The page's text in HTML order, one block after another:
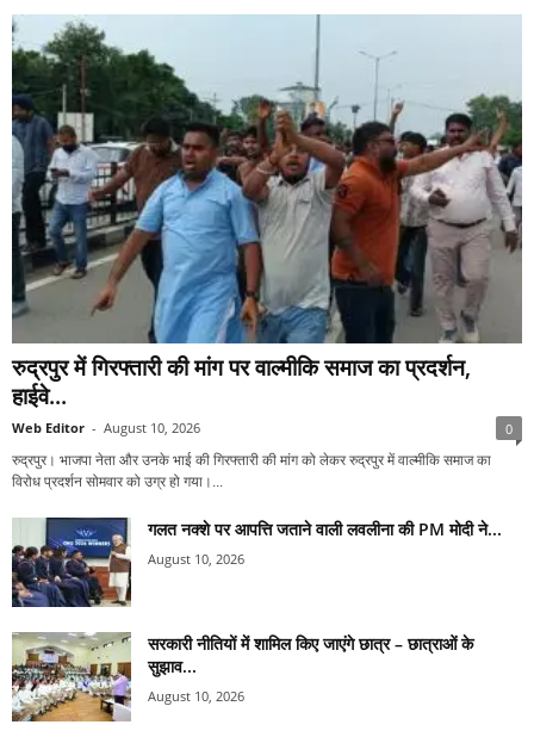
रुद्रपुर में गिरफ्तारी की मांग पर वाल्मीकि समाज का प्रदर्शन,
हाईवे...
Web Editor - August 10, 2026 0
रुद्रपुर। भाजपा नेता और उनके भाई की गिरफ्तारी की मांग को लेकर रुद्रपुर में वाल्मीकि समाज का
विरोध प्रदर्शन सोमवार को उग्र हो गया।...
गलत नक्शे पर आपत्ति जताने वाली लवलीना की PM मोदी ने...
August 10, 2026
सरकारी नीतियों में शामिल किए जाएंगे छात्र – छात्राओं के
सुझाव...
August 10, 2026